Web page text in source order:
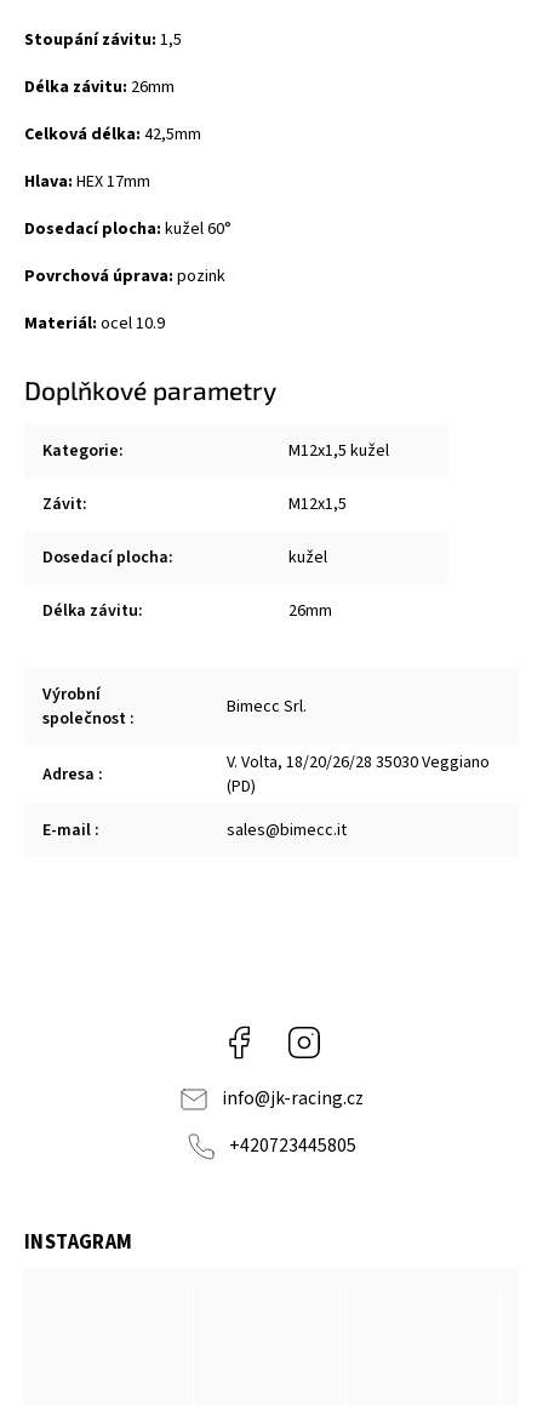
Stoupání závitu: 1,5
Délka závitu: 26mm
Celková délka: 42,5mm
Hlava: HEX 17mm
Dosedací plocha: kužel 60°
Povrchová úprava: pozink
Materiál: ocel 10.9
Doplňkové parametry
Kategorie: M12x1,5 kužel
Závit: M12x1,5
Dosedací plocha: kužel
Délka závitu: 26mm
Výrobní
společnost : Bimecc Srl.
Adresa :
V. Volta, 18/20/26/28 35030 Veggiano
(PD)
E-mail : sales@bimecc.it
Facebook
info@jk-racing.cz
+420723445805
INSTAGRAM